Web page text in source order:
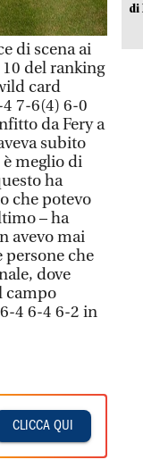
di scena ai
del ranking
card
7-6(4) 6-0
da Fery a
subito
meglio di
ha
che potevo
– ha
avevo mai
che
dove
campo
4 6-4 6-2 in
CLICCA QUI
di